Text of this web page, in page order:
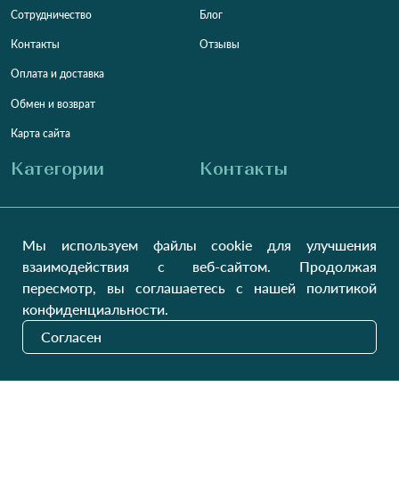
Сотрудничество
Контакты
Оплата и доставка
Обмен и возврат
Карта сайта
Блог
Отзывы
Категории
Для мужчин
Для детей
Домашний текстиль
Контакты
+380 (99) 387-81-50
Заказать звонок?
Пн-Пт 9:00 - 16:00
Україна, Луцьк, 43000
Мы используем файлы cookie для улучшения
взаимодействия с веб-сайтом. Продолжая
пересмотр, вы соглашаетесь с нашей политикой
конфиденциальности.
Согласен